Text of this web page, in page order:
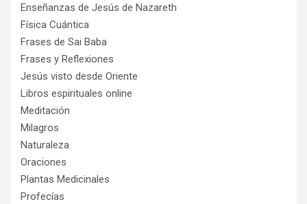
Enseñanzas de Jesús de Nazareth
Física Cuántica
Frases de Sai Baba
Frases y Reflexiones
Jesús visto desde Oriente
Libros espirituales online
Meditación
Milagros
Naturaleza
Oraciones
Plantas Medicinales
Profecías